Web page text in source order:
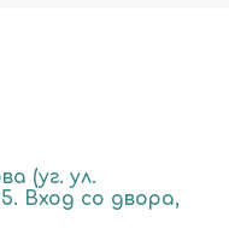
(уг. ул.
Вход со двора,